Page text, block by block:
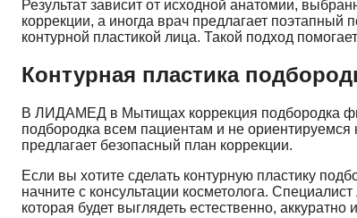
Результат зависит от исходной анатомии,
коррекции, а иногда врач предлагает
контурной пластикой лица. Такой подход
Контурная пластика
В ЛИДАМЕД в Мытищах коррекция подбородка
подбородка всем пациентам и не
предлагает безопасный план коррекции.
Если вы хотите сделать контурную пластику
начните с консультации косметолога.
которая будет выглядеть естественно, аккуратно